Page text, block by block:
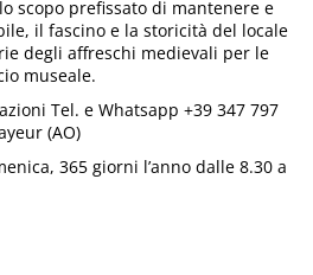
scopo prefissato di mantenere e
il fascino e la storicità del locale
degli affreschi medievali per le
museale.
Tel. e Whatsapp +39 347 797
(AO)
365 giorni l’anno dalle 8.30 a